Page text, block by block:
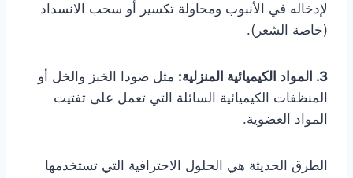
لإدخاله في الأنبوب ومحاولة تكسير أو سحب الانسداد
(خاصة الشعر).
3. المواد الكيميائية المنزلية:
مثل صودا الخبز والخل أو
المنظفات الكيميائية السائلة التي تعمل على تفتيت
المواد العضوية.
الطرق الحديثة هي الحلول الاحترافية التي تستخدمها